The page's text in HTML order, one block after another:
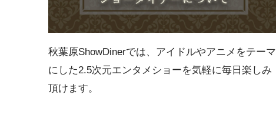
秋葉原ShowDinerでは、アイドルやアニメをテーマ
にした2.5次元エンタメショーを気軽に毎日楽しみ
頂けます。